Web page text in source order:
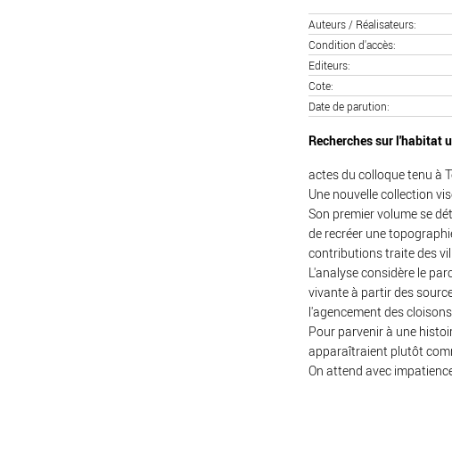
Auteurs / Réalisateurs
Condition d'accès
Editeurs
Cote
Date de parution
Recherches sur l'habitat
actes du colloque tenu à
Une nouvelle collection
Son premier volume se
de recréer une
contributions traite des
L'analyse considère le
vivante à partir des
l'agencement des
Pour parvenir à une
apparaîtraient plutôt
On attend avec